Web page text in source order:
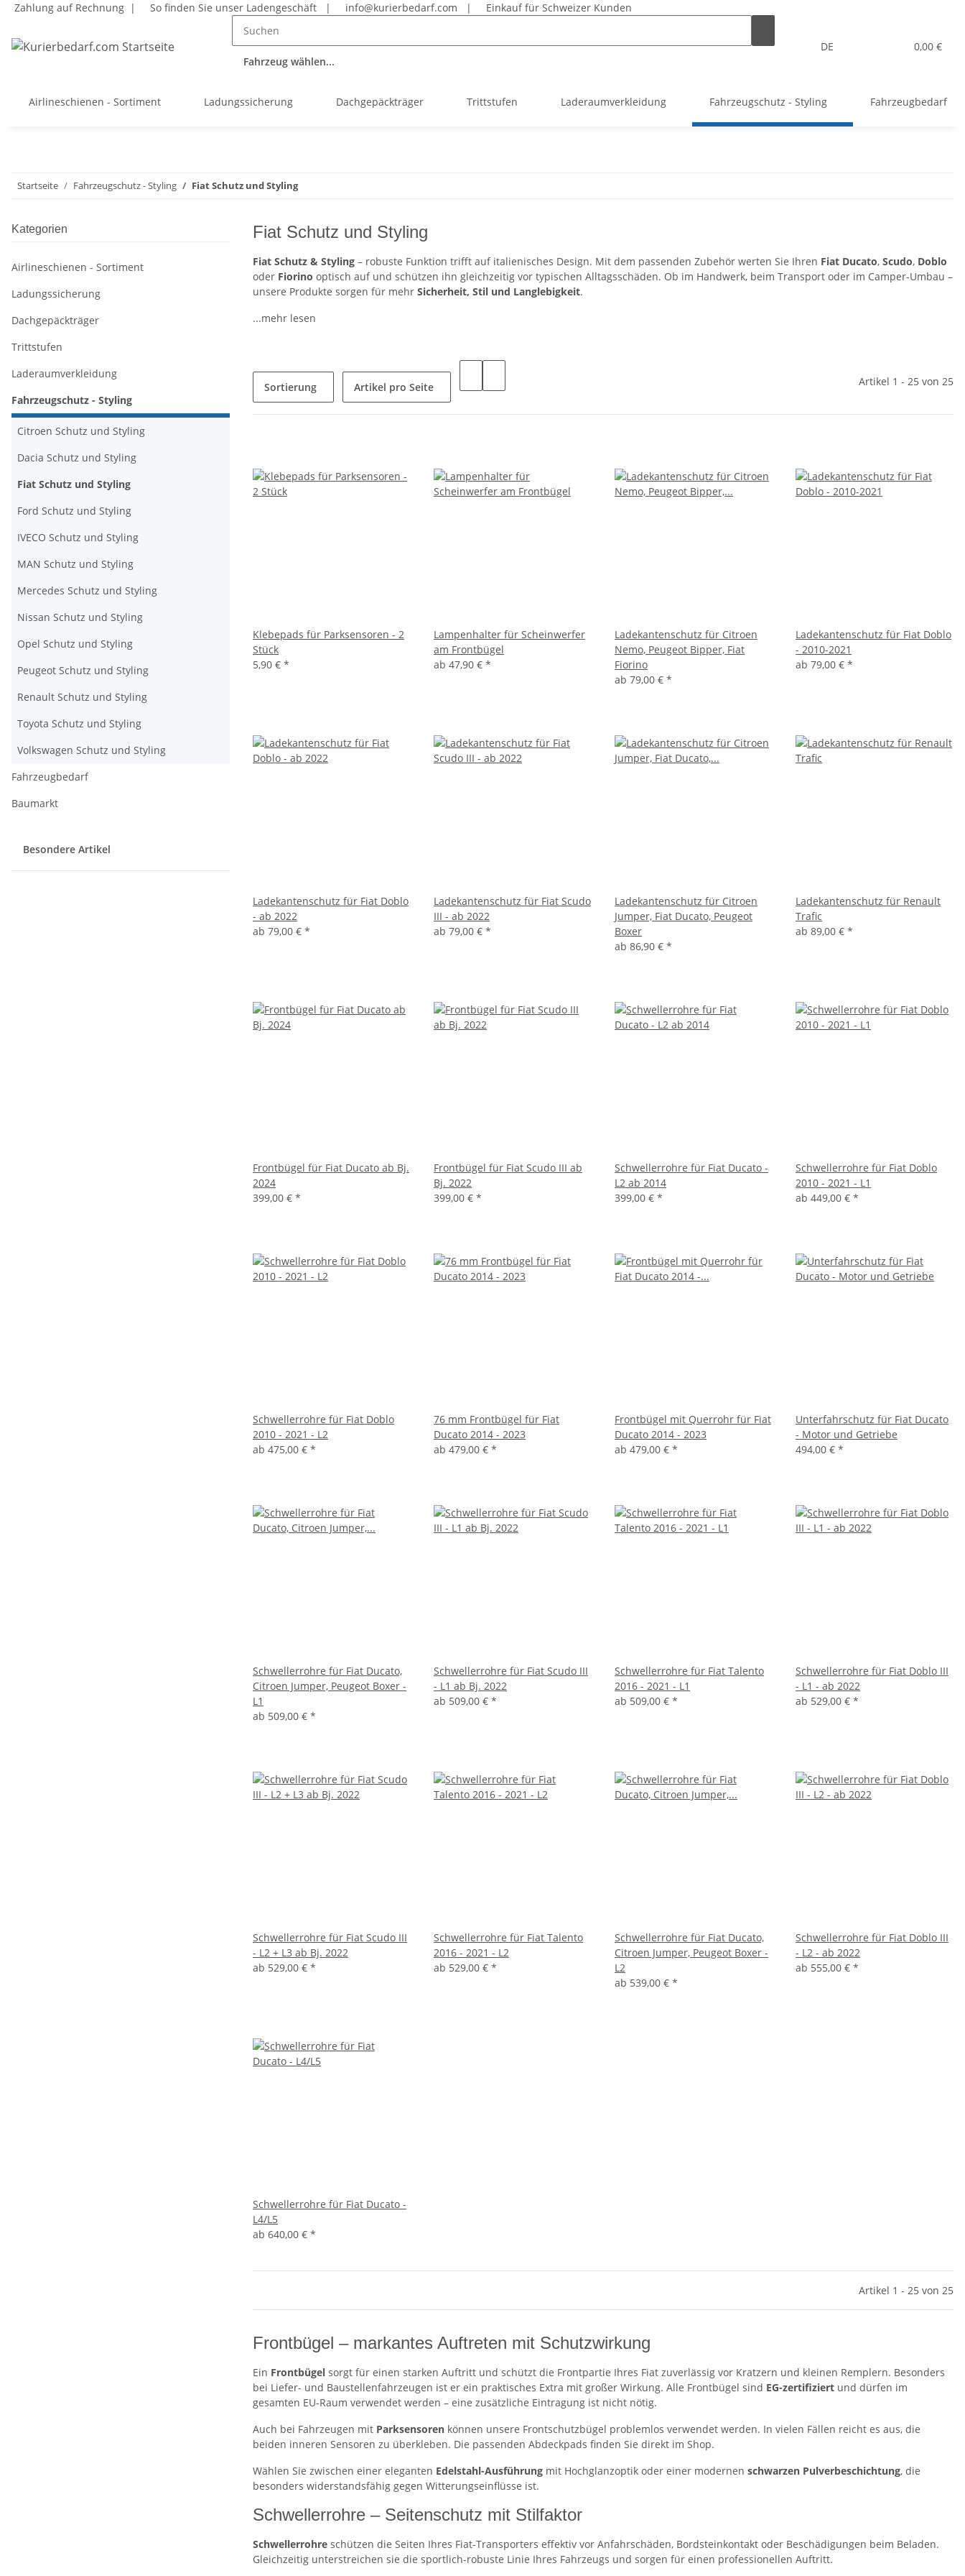
Zahlung auf Rechnung | So finden Sie unser Ladengeschäft | info@kurierbedarf.com | Einkauf für Schweizer Kunden
Fahrzeug wählen...
DE 0,00 €
Airlineschienen - Sortiment Ladungssicherung Dachgepäckträger Trittstufen Laderaumverkleidung Fahrzeugschutz - Styling Fahrzeugbedarf
Startseite Fahrzeugschutz - Styling Fiat Schutz und Styling
Fiat Schutz und Styling
Fiat Schutz & Styling – robuste Funktion trifft auf italienisches Design. Mit dem passenden Zubehör werten Sie Ihren Fiat Ducato, Scudo, Doblo
oder Fiorino optisch auf und schützen ihn gleichzeitig vor typischen Alltagsschäden. Ob im Handwerk, beim Transport oder im Camper-Umbau –
unsere Produkte sorgen für mehr Sicherheit, Stil und Langlebigkeit.
...mehr lesen
Sortierung Artikel pro Seite Artikel 1 - 25 von 25
Klebepads für Parksensoren - 2
Stück
5,90 € *
Lampenhalter für Scheinwerfer
am Frontbügel
ab 47,90 € *
Ladekantenschutz für Citroen
Nemo, Peugeot Bipper, Fiat
Fiorino
ab 79,00 € *
Ladekantenschutz für Fiat Doblo
- 2010-2021
ab 79,00 € *
Ladekantenschutz für Fiat Doblo
- ab 2022
ab 79,00 € *
Ladekantenschutz für Fiat Scudo
III - ab 2022
ab 79,00 € *
Ladekantenschutz für Citroen
Jumper, Fiat Ducato, Peugeot
Boxer
ab 86,90 € *
Ladekantenschutz für Renault
Trafic
ab 89,00 € *
Frontbügel für Fiat Ducato ab Bj.
2024
399,00 € *
Frontbügel für Fiat Scudo III ab
Bj. 2022
399,00 € *
Schwellerrohre für Fiat Ducato -
L2 ab 2014
399,00 € *
Schwellerrohre für Fiat Doblo
2010 - 2021 - L1
ab 449,00 € *
Schwellerrohre für Fiat Doblo
2010 - 2021 - L2
ab 475,00 € *
76 mm Frontbügel für Fiat
Ducato 2014 - 2023
ab 479,00 € *
Frontbügel mit Querrohr für Fiat
Ducato 2014 - 2023
ab 479,00 € *
Unterfahrschutz für Fiat Ducato
- Motor und Getriebe
494,00 € *
Schwellerrohre für Fiat Ducato,
Citroen Jumper, Peugeot Boxer -
L1
ab 509,00 € *
Schwellerrohre für Fiat Scudo III
- L1 ab Bj. 2022
ab 509,00 € *
Schwellerrohre für Fiat Talento
2016 - 2021 - L1
ab 509,00 € *
Schwellerrohre für Fiat Doblo III
- L1 - ab 2022
ab 529,00 € *
Schwellerrohre für Fiat Scudo III
- L2 + L3 ab Bj. 2022
ab 529,00 € *
Schwellerrohre für Fiat Talento
2016 - 2021 - L2
ab 529,00 € *
Schwellerrohre für Fiat Ducato,
Citroen Jumper, Peugeot Boxer -
L2
ab 539,00 € *
Schwellerrohre für Fiat Doblo III
- L2 - ab 2022
ab 555,00 € *
Schwellerrohre für Fiat Ducato -
L4/L5
ab 640,00 € *
Artikel 1 - 25 von 25
Frontbügel – markantes Auftreten mit Schutzwirkung
Ein Frontbügel sorgt für einen starken Auftritt und schützt die Frontpartie Ihres Fiat zuverlässig vor Kratzern und kleinen Remplern. Besonders
bei Liefer- und Baustellenfahrzeugen ist er ein praktisches Extra mit großer Wirkung. Alle Frontbügel sind EG-zertifiziert und dürfen im
gesamten EU-Raum verwendet werden – eine zusätzliche Eintragung ist nicht nötig.
Auch bei Fahrzeugen mit Parksensoren können unsere Frontschutzbügel problemlos verwendet werden. In vielen Fällen reicht es aus, die
beiden inneren Sensoren zu überkleben. Die passenden Abdeckpads finden Sie direkt im Shop.
Wählen Sie zwischen einer eleganten Edelstahl-Ausführung mit Hochglanzoptik oder einer modernen schwarzen Pulverbeschichtung, die
besonders widerstandsfähig gegen Witterungseinflüsse ist.
Schwellerrohre – Seitenschutz mit Stilfaktor
Schwellerrohre schützen die Seiten Ihres Fiat-Transporters effektiv vor Anfahrschäden, Bordsteinkontakt oder Beschädigungen beim Beladen.
Gleichzeitig unterstreichen sie die sportlich-robuste Linie Ihres Fahrzeugs und sorgen für einen professionellen Auftritt.
Kategorien
Airlineschienen - Sortiment
Ladungssicherung
Dachgepäckträger
Trittstufen
Laderaumverkleidung
Fahrzeugschutz - Styling
Citroen Schutz und Styling
Dacia Schutz und Styling
Fiat Schutz und Styling
Ford Schutz und Styling
IVECO Schutz und Styling
MAN Schutz und Styling
Mercedes Schutz und Styling
Nissan Schutz und Styling
Opel Schutz und Styling
Peugeot Schutz und Styling
Renault Schutz und Styling
Toyota Schutz und Styling
Volkswagen Schutz und Styling
Fahrzeugbedarf
Baumarkt
Besondere Artikel